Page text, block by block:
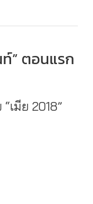
” ตอนแรก
เมีย 2018”